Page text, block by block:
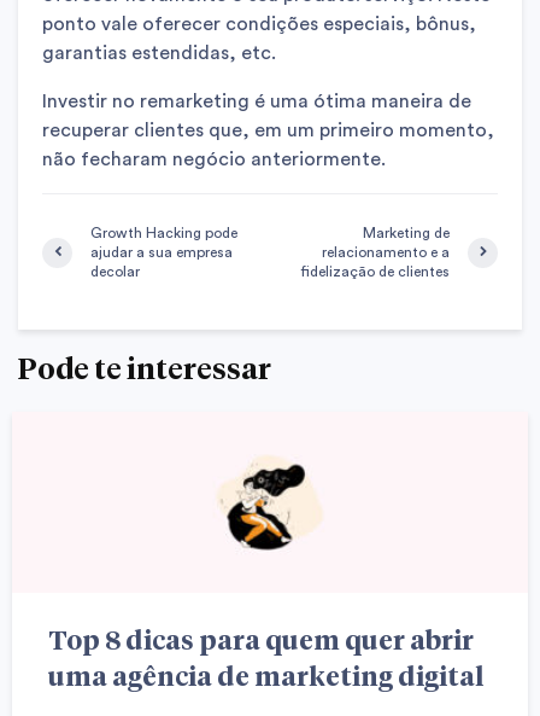
ponto vale oferecer condições especiais, bônus,
garantias estendidas, etc.
Investir no remarketing é uma ótima maneira de
recuperar clientes que, em um primeiro momento,
não fecharam negócio anteriormente.
Growth Hacking pode
ajudar a sua empresa
decolar
Marketing de
relacionamento e a
fidelização de clientes
Pode te interessar
Top 8 dicas para quem quer abrir
uma agência de marketing digital